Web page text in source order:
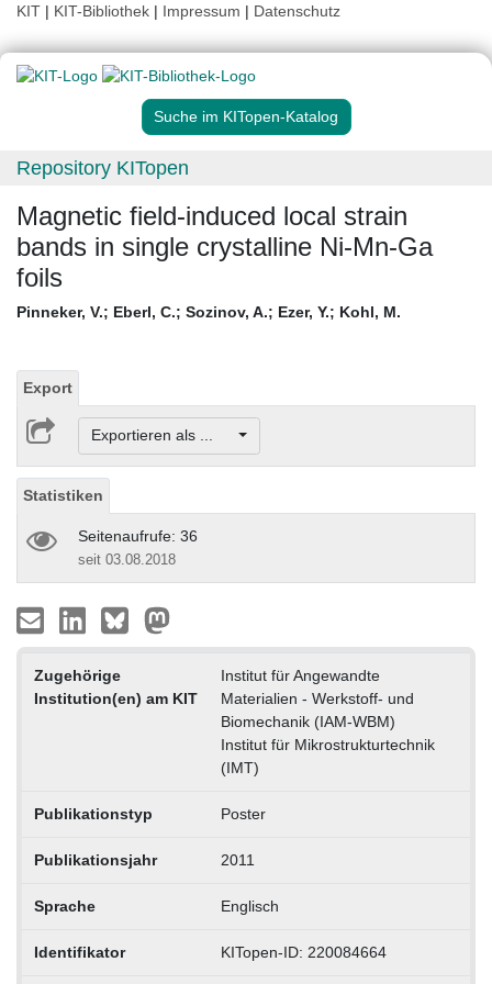
KIT | KIT-Bibliothek | Impressum | Datenschutz
Suche im KITopen-Katalog
Repository KITopen
Magnetic field-induced local strain
bands in single crystalline Ni-Mn-Ga
foils
Pinneker, V.; Eberl, C.; Sozinov, A.; Ezer, Y.; Kohl, M.
Export
Exportieren als ...
Statistiken
Seitenaufrufe: 36
seit 03.08.2018
Zugehörige
Institution(en) am KIT
Institut für Angewandte
Materialien - Werkstoff- und
Biomechanik (IAM-WBM)
Institut für Mikrostrukturtechnik
(IMT)
Publikationstyp Poster
Publikationsjahr 2011
Sprache Englisch
Identifikator KITopen-ID: 220084664